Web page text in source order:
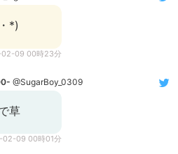
*)
09 00時23分
@SugarBoy_0309
草
02-09 00時01分